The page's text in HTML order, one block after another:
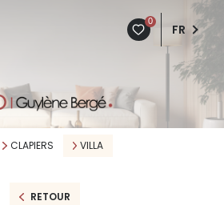
0
FR
CLAPIERS VILLA
RETOUR